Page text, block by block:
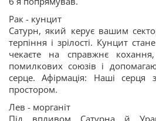
Рак - кунцит
Сатурн, який керує вашим
терпіння і зрілості. Кунцит
чекаєте на справжнє
помилкових союзів і
серце. Афірмація: Наші серця
простором.
Лев - морганіт
Під впливом Сатурна й